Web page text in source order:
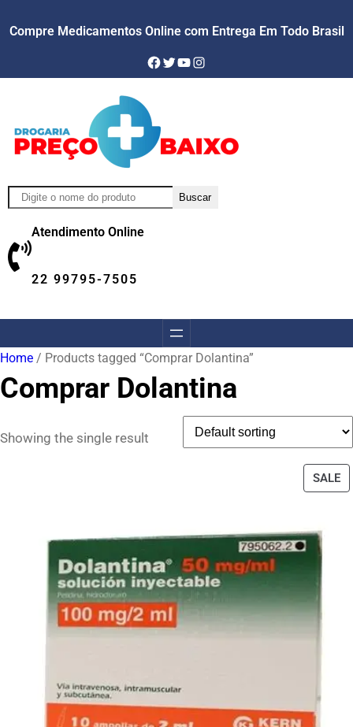
Compre Medicamentos Online com Entrega Em Todo Brasil
Facebook
Twitter
YouTube
Instagram
Pesquisar Buscar
Atendimento Online
22 99795-7505
Home / Products tagged “Comprar Dolantina”
Comprar Dolantina
Showing the single result
SALE